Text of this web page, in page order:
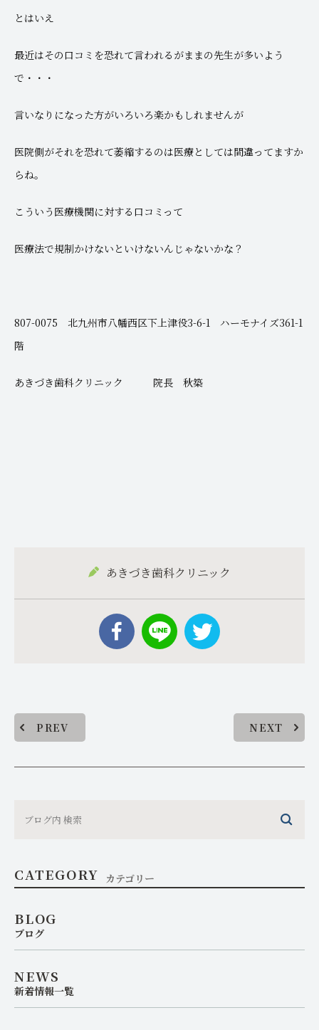
とはいえ
最近はその口コミを恐れて言われるがままの先生が多いよう
で・・・
言いなりになった方がいろいろ楽かもしれませんが
医院側がそれを恐れて萎縮するのは医療としては間違ってますか
らね。
こういう医療機関に対する口コミって
医療法で規制かけないといけないんじゃないかな？
807-0075 北九州市八幡西区下上津役3-6-1 ハーモナイズ361-1
階
あきづき歯科クリニック 院長 秋築
あきづき歯科クリニック
PREV NEXT
CATEGORY カテゴリー
BLOG
ブログ
NEWS
新着情報一覧